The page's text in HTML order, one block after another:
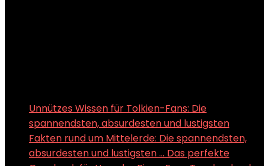
Unnützes Wissen für Tolkien-Fans: Die
spannendsten, absurdesten und lustigsten
Fakten rund um Mittelerde: Die spannendsten,
absurdesten und lustigsten ... Das perfekte